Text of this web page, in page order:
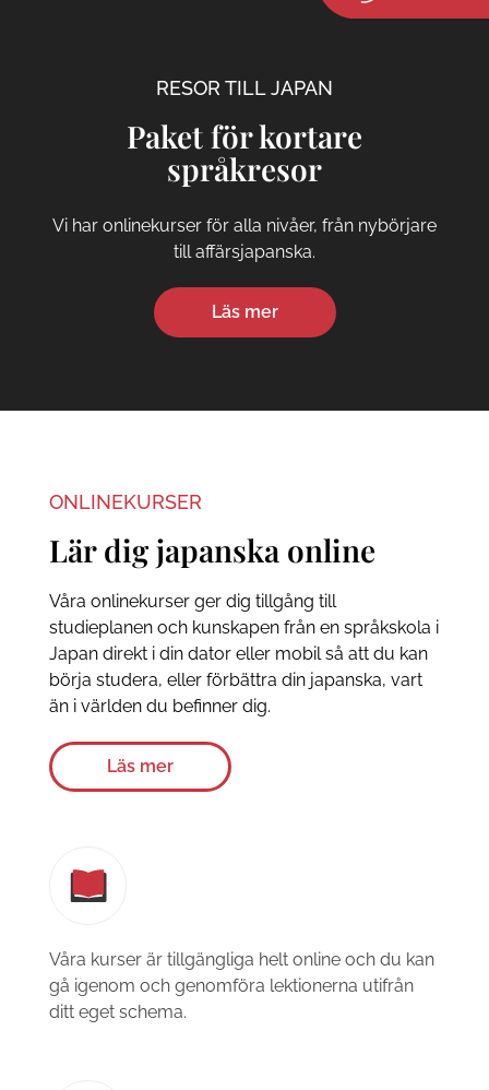
RESOR TILL JAPAN
Paket för kortare
språkresor
Vi har onlinekurser för alla nivåer, från nybörjare
till affärsjapanska.
Läs mer
ONLINEKURSER
Lär dig japanska online
Våra onlinekurser ger dig tillgång till
studieplanen och kunskapen från en språkskola i
Japan direkt i din dator eller mobil så att du kan
börja studera, eller förbättra din japanska, vart
än i världen du befinner dig.
Läs mer
Våra kurser är tillgängliga helt online och du kan
gå igenom och genomföra lektionerna utifrån
ditt eget schema.